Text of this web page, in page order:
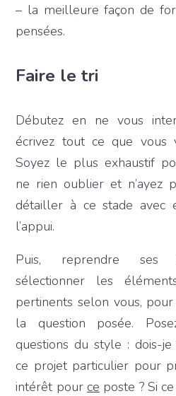
– la meilleure façon de
pensées.
Faire le tri
Débutez en ne vous
écrivez tout ce que vous
Soyez le plus exhaustif
ne rien oublier et n’ayez
détailler à ce stade avec
l’appui.
Puis, reprendre
sélectionner les
pertinents selon vous,
la question posée.
questions du style : dois-
ce projet particulier pour
intérêt pour ce poste ? Si